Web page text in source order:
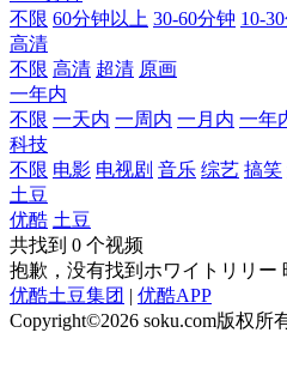
不限 60分钟以上 30-60分钟 10-
高清
不限 高清 超清 原画
一年内
不限 一天内 一周内 一月内 一年
科技
不限 电影 电视剧 音乐 综艺 搞笑
土豆
优酷 土豆
共找到 0 个视频
抱歉，没有找到 ホワイトリリー
优酷土豆集团 | 优酷APP
Copyright©2026 soku.com版权所